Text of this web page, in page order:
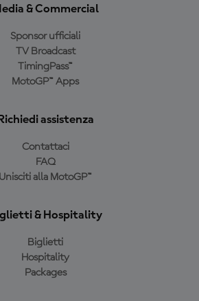
& Commercial
Sponsor ufficiali
TV Broadcast
TimingPass™
MotoGP™ Apps
Richiedi assistenza
Contattaci
FAQ
Unisciti alla MotoGP™
& Hospitality
Biglietti
Hospitality
Packages